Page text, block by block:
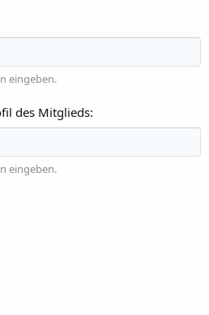
eingeben.
des Mitglieds
eingeben.